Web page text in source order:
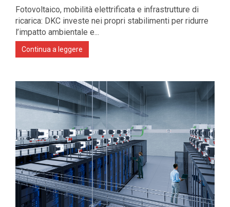
Fotovoltaico, mobilità elettrificata e infrastrutture di
ricarica: DKC investe nei propri stabilimenti per ridurre
l’impatto ambientale e...
Continua a leggere